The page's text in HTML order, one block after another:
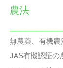
農法
無農薬、有機農
JAS有機認証の